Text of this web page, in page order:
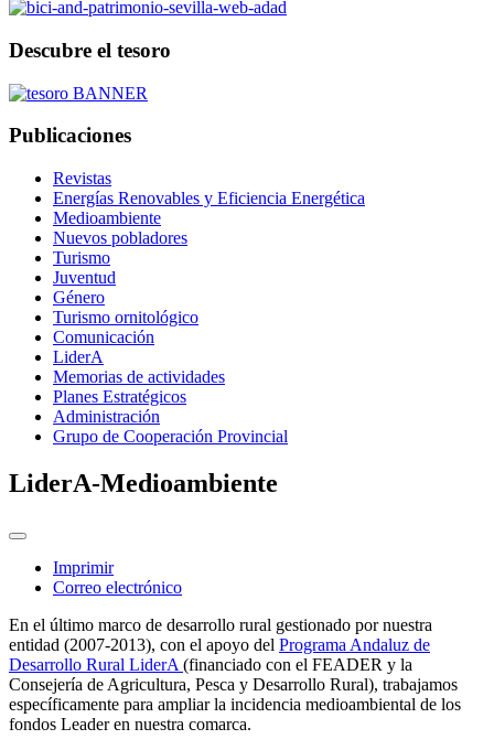
Descubre el tesoro
Publicaciones
Revistas
Energías Renovables y Eficiencia Energética
Medioambiente
Nuevos pobladores
Turismo
Juventud
Género
Turismo ornitológico
Comunicación
LiderA
Memorias de actividades
Planes Estratégicos
Administración
Grupo de Cooperación Provincial
LiderA-Medioambiente
Imprimir
Correo electrónico
En el último marco de desarrollo rural gestionado por nuestra
entidad (2007-2013), con el apoyo del Programa Andaluz de
Desarrollo Rural LiderA (financiado con el FEADER y la
Consejería de Agricultura, Pesca y Desarrollo Rural), trabajamos
específicamente para ampliar la incidencia medioambiental de los
fondos Leader en nuestra comarca.